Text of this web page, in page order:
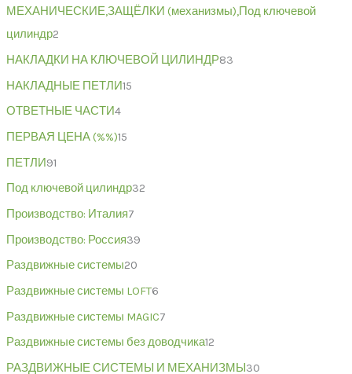
МЕХАНИЧЕСКИЕ,ЗАЩЁЛКИ (механизмы),Под ключевой
цилиндр2
НАКЛАДКИ НА КЛЮЧЕВОЙ ЦИЛИНДР83
НАКЛАДНЫЕ ПЕТЛИ15
ОТВЕТНЫЕ ЧАСТИ4
ПЕРВАЯ ЦЕНА (%%)15
ПЕТЛИ91
Под ключевой цилиндр32
Производство: Италия7
Производство: Россия39
Раздвижные системы20
Раздвижные системы LOFT6
Раздвижные системы MAGIC7
Раздвижные системы без доводчика12
РАЗДВИЖНЫЕ СИСТЕМЫ И МЕХАНИЗМЫ 30